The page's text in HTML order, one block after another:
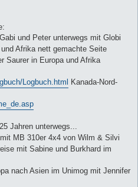
Gabi und Peter unterwegs mit Globi
und Afrika nett gemachte Seite
Saurer in Europa und Afrika
Logbuch.html Kanada-Nord-
Jahren unterwegs...
MB 310er 4x4 von Wilm & Silvi
mit Sabine und Burkhard im
nach Asien im Unimog mit Jennifer